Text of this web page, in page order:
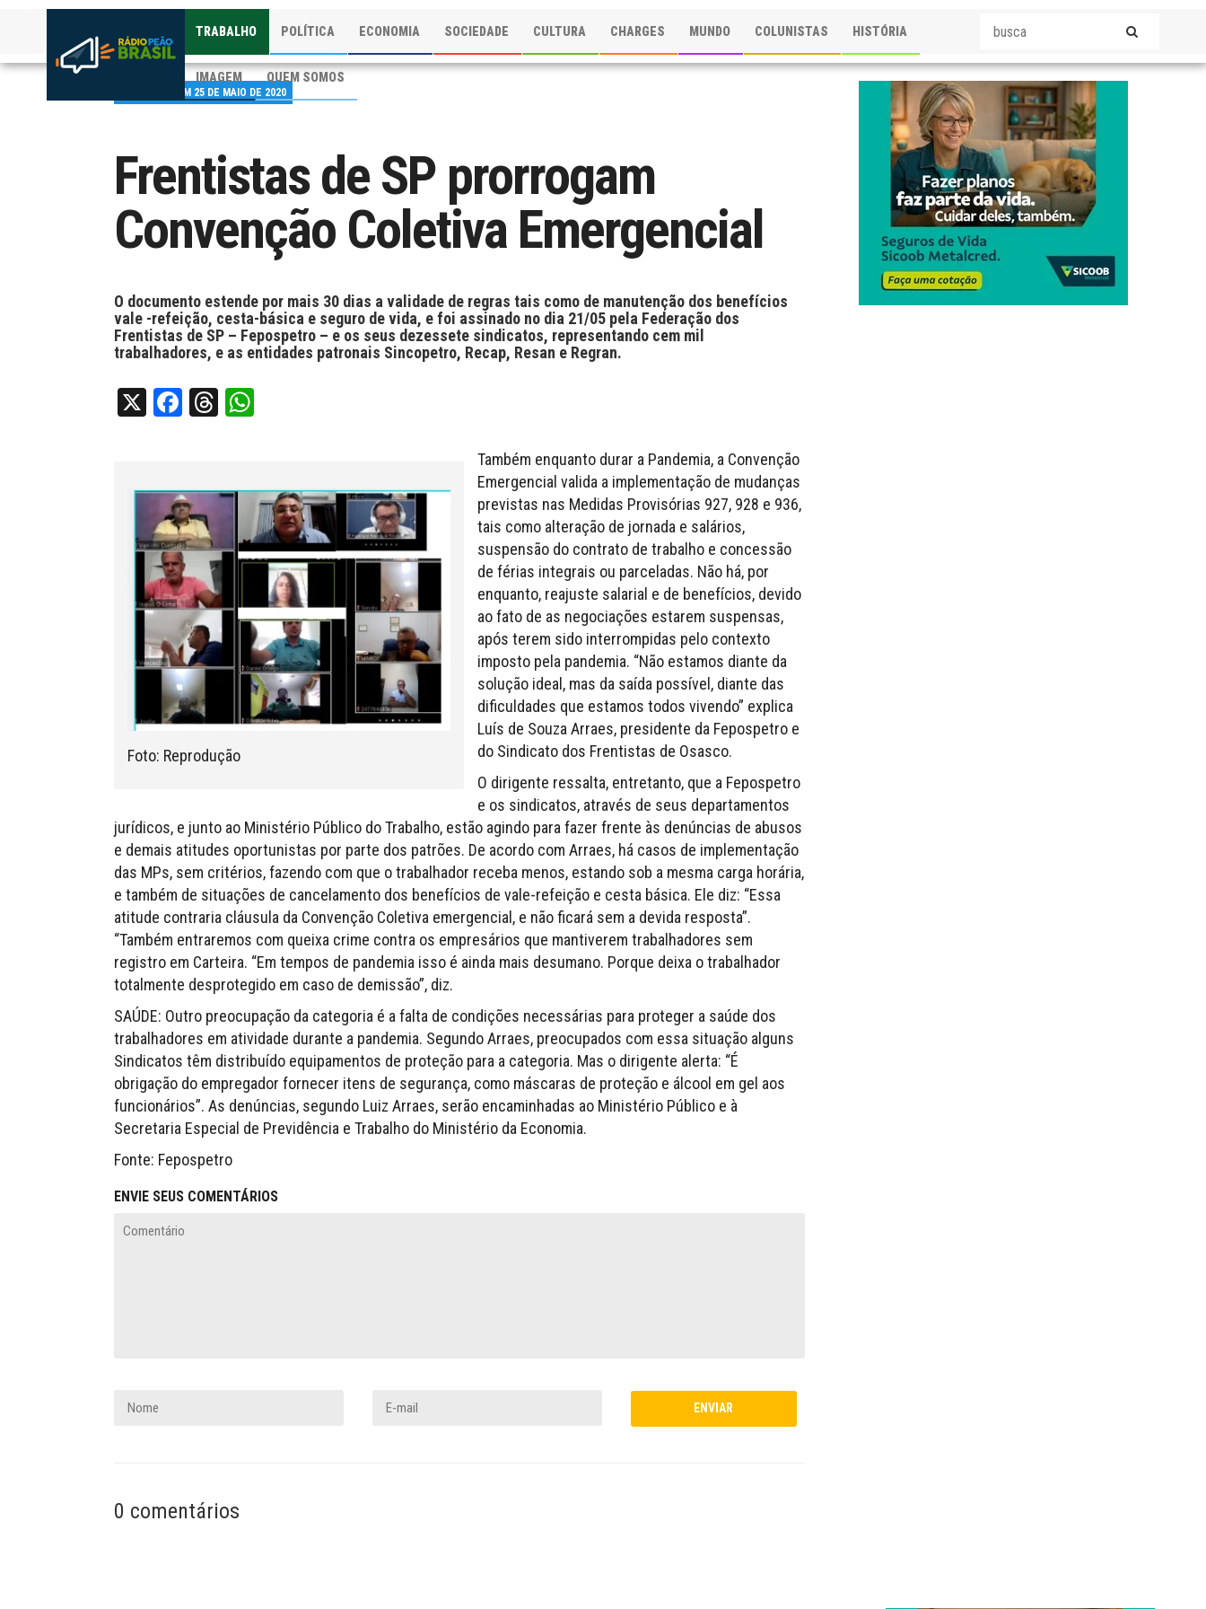
TRABALHO POLÍTICA ECONOMIA SOCIEDADE CULTURA CHARGES MUNDO COLUNISTAS HISTÓRIA
IMAGEM QUEM SOMOS
PUBLICADO EM 25 DE MAIO DE 2020
Frentistas de SP prorrogam
Convenção Coletiva Emergencial
O documento estende por mais 30 dias a validade de regras tais como de manutenção dos benefícios
vale -refeição, cesta-básica e seguro de vida, e foi assinado no dia 21/05 pela Federação dos
Frentistas de SP – Fepospetro – e os seus dezessete sindicatos, representando cem mil
trabalhadores, e as entidades patronais Sincopetro, Recap, Resan e Regran.
X Facebook
Threads
Foto: Reprodução
Também enquanto durar a Pandemia, a Convenção
Emergencial valida a implementação de mudanças
previstas nas Medidas Provisórias 927, 928 e 936,
tais como alteração de jornada e salários,
suspensão do contrato de trabalho e concessão
de férias integrais ou parceladas. Não há, por
enquanto, reajuste salarial e de benefícios, devido
ao fato de as negociações estarem suspensas,
após terem sido interrompidas pelo contexto
imposto pela pandemia. “Não estamos diante da
solução ideal, mas da saída possível, diante das
dificuldades que estamos todos vivendo” explica
Luís de Souza Arraes, presidente da Fepospetro e
do Sindicato dos Frentistas de Osasco.
O dirigente ressalta, entretanto, que a Fepospetro
e os sindicatos, através de seus departamentos
jurídicos, e junto ao Ministério Público do Trabalho, estão agindo para fazer frente às denúncias de abusos
e demais atitudes oportunistas por parte dos patrões. De acordo com Arraes, há casos de implementação
das MPs, sem critérios, fazendo com que o trabalhador receba menos, estando sob a mesma carga horária,
e também de situações de cancelamento dos benefícios de vale-refeição e cesta básica. Ele diz: “Essa
atitude contraria cláusula da Convenção Coletiva emergencial, e não ficará sem a devida resposta”.
“Também entraremos com queixa crime contra os empresários que mantiverem trabalhadores sem
registro em Carteira. “Em tempos de pandemia isso é ainda mais desumano. Porque deixa o trabalhador
totalmente desprotegido em caso de demissão”, diz.
SAÚDE: Outro preocupação da categoria é a falta de condições necessárias para proteger a saúde dos
trabalhadores em atividade durante a pandemia. Segundo Arraes, preocupados com essa situação alguns
Sindicatos têm distribuído equipamentos de proteção para a categoria. Mas o dirigente alerta: “É
obrigação do empregador fornecer itens de segurança, como máscaras de proteção e álcool em gel aos
funcionários”. As denúncias, segundo Luiz Arraes, serão encaminhadas ao Ministério Público e à
Secretaria Especial de Previdência e Trabalho do Ministério da Economia.
Fonte: Fepospetro
ENVIE SEUS COMENTÁRIOS
0 comentários